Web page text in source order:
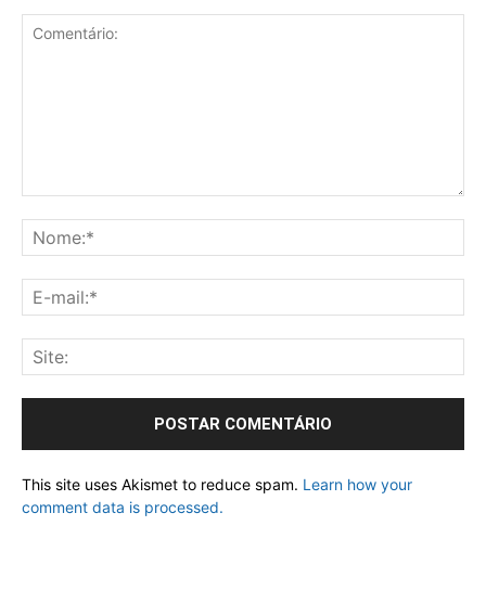
This site uses Akismet to reduce spam. Learn how your
comment data is processed.